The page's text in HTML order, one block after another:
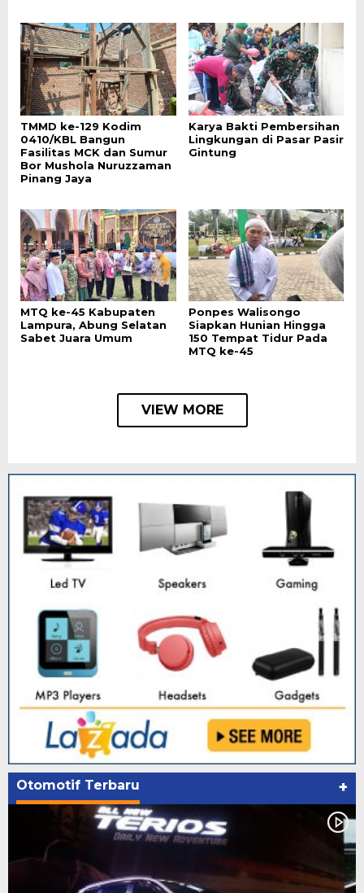
TMMD ke-129 Kodim
0410/KBL Bangun
Fasilitas MCK dan Sumur
Bor Mushola Nuruzzaman
Pinang Jaya
Karya Bakti Pembersihan
Lingkungan di Pasar Pasir
Gintung
MTQ ke-45 Kabupaten
Lampura, Abung Selatan
Sabet Juara Umum
Ponpes Walisongo
Siapkan Hunian Hingga
150 Tempat Tidur Pada
MTQ ke-45
VIEW MORE
Otomotif Terbaru +